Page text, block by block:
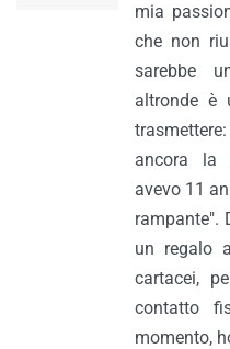
mia
che non
sarebbe
altronde è
ancora la
avevo 11
rampante".
un regalo
cartacei,
contatto
momento,